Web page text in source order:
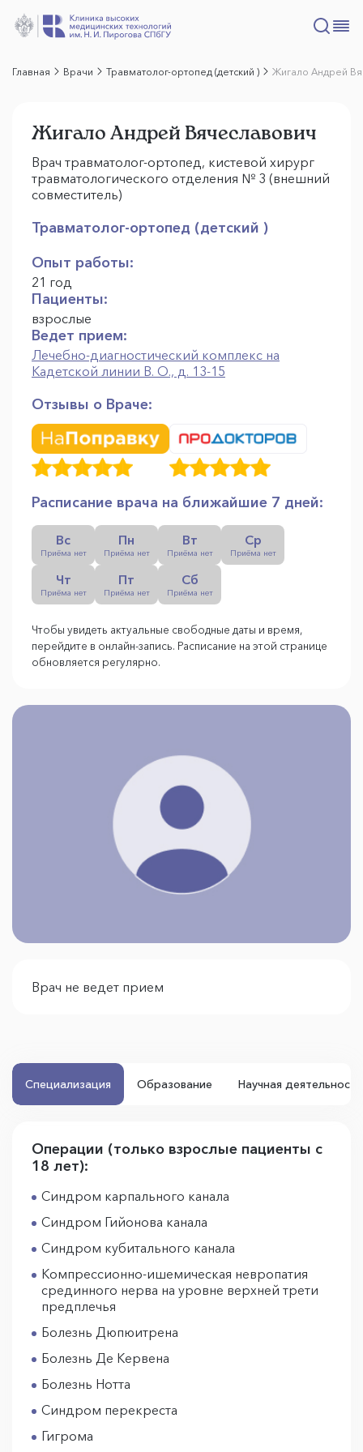
Главная Врачи Травматолог-ортопед (детский ) Жигало Андрей
Жигало Андрей Вячеславович
Врач травматолог-ортопед, кистевой хирург
травматологического отделения № 3 (внешний
совместитель)
Травматолог-ортопед (детский )
Опыт работы:
21 год
Пациенты:
взрослые
Ведет прием:
Лечебно-диагностический комплекс на
Кадетской линии В. О., д. 13-15
Отзывы о Враче:
Расписание врача на ближайшие 7 дней:
Вс
Приёма нет
Пн
Приёма нет
Вт
Приёма нет
Ср
Приёма нет
Чт
Приёма нет
Пт
Приёма нет
Сб
Приёма нет
Чтобы увидеть актуальные свободные даты и время,
перейдите в онлайн-запись. Расписание на этой странице
обновляется регулярно.
Врач не ведет прием
Специализация Образование Научная деятельность
Операции (только взрослые пациенты с
18 лет):
Синдром карпального канала
Синдром Гийонова канала
Синдром кубитального канала
Компрессионно-ишемическая невропатия
срединного нерва на уровне верхней трети
предплечья
Болезнь Дюпюитрена
Болезнь Де Кервена
Болезнь Нотта
Синдром перекреста
Гигрома